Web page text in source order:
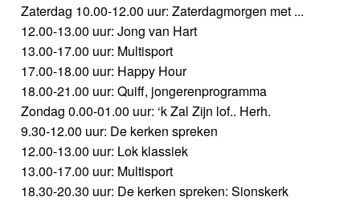
Zaterdag 10.00-12.00 uur: Zaterdagmorgen met ...
12.00-13.00 uur: Jong van Hart
13.00-17.00 uur: Multisport
17.00-18.00 uur: Happy Hour
18.00-21.00 uur: Quiff, jongerenprogramma
Zondag 0.00-01.00 uur: ‘k Zal Zijn lof.. Herh.
9.30-12.00 uur: De kerken spreken
12.00-13.00 uur: Lok klassiek
13.00-17.00 uur: Multisport
18.30-20.30 uur: De kerken spreken: Sionskerk